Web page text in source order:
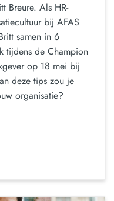
Breure. Als HR-
bij AFAS
samen in 6
tijdens de Champion
op 18 mei bij
deze tips zou je
organisatie?